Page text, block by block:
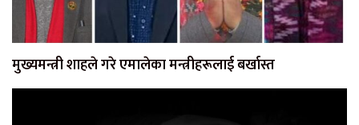
मुख्यमन्त्री शाहले गरे एमालेका मन्त्रीहरूलाई बर्खास्त